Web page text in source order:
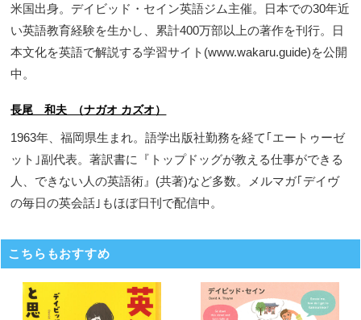
米国出身。デイビッド・セイン英語ジム主催。日本での30年近
い英語教育経験を生かし、累計400万部以上の著作を刊行。日
本文化を英語で解説する学習サイト(www.wakaru.guide)を公開
中。
長尾 和夫 （ナガオ カズオ）
1963年、福岡県生まれ。語学出版社勤務を経て｢エートゥーゼ
ット｣副代表。著訳書に『トップドッグが教える仕事ができる
人、できない人の英語術』(共著)など多数。メルマガ｢デイヴ
の毎日の英会話｣もほぼ日刊で配信中。
こちらもおすすめ